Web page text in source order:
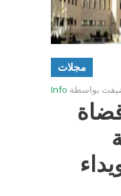
مجلات
بواسطة Info